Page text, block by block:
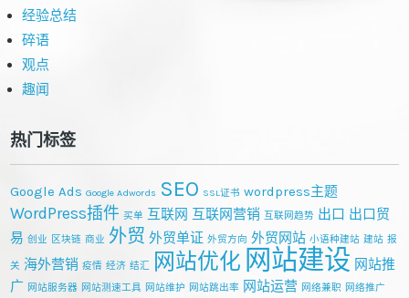
经验总结
碎语
观点
趣闻
热门标签
Google Ads Google Adwords SEO SSL证书 wordpress主题
WordPress插件 买单 互联网 互联网营销 互联网趋势 出口 出口贸
易 创业 区块链 商业 外贸 外贸单证 外贸方向 外贸网站 小语种建站 建站 报
关 海外营销 疫情 经济 结汇 网站优化 网站建设 网站推
广 网站服务器 网站测速工具 网站维护 网站跳出率 网站运营 网络兼职 网络推广